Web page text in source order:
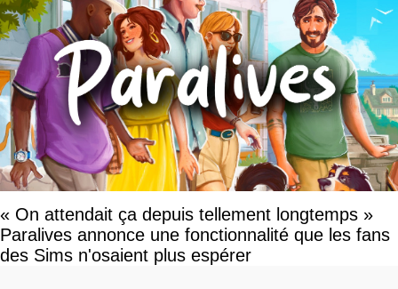
« On attendait ça depuis tellement longtemps »
Paralives annonce une fonctionnalité que les fans
des Sims n'osaient plus espérer